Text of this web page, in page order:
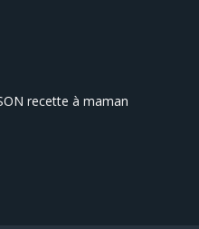
recette à maman